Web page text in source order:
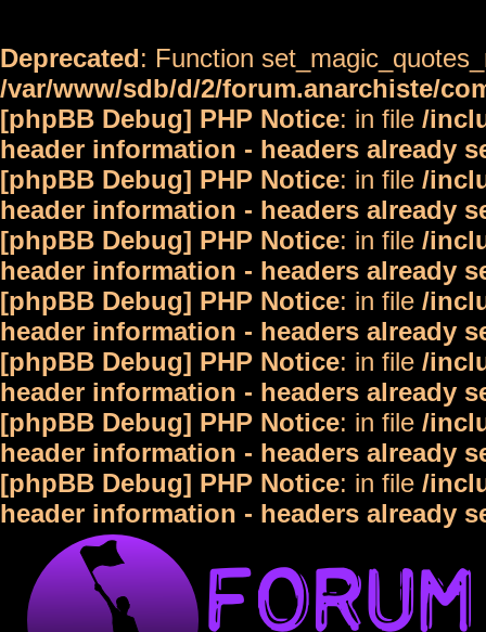
Deprecated: Function
/var/www/sdb/d/2/forum.anarchiste/
[phpBB Debug] PHP Notice: in file /
header information - headers already
[phpBB Debug] PHP Notice: in file /
header information - headers already
[phpBB Debug] PHP Notice: in file /
header information - headers already
[phpBB Debug] PHP Notice: in file /
header information - headers already
[phpBB Debug] PHP Notice: in file /
header information - headers already
[phpBB Debug] PHP Notice: in file /
header information - headers already
[phpBB Debug] PHP Notice: in file /
header information - headers already